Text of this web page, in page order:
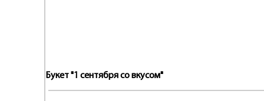
Букет "1 сентября со вкусом"